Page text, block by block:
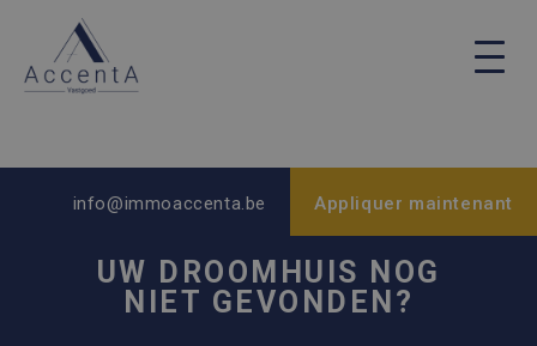
info@immoaccenta.be Appliquer maintenant
UW DROOMHUIS NOG
NIET GEVONDEN?